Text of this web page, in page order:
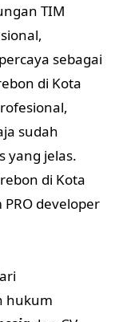
TIM
sebagai
di Kota
sudah
yang jelas.
di Kota
developer
hukum